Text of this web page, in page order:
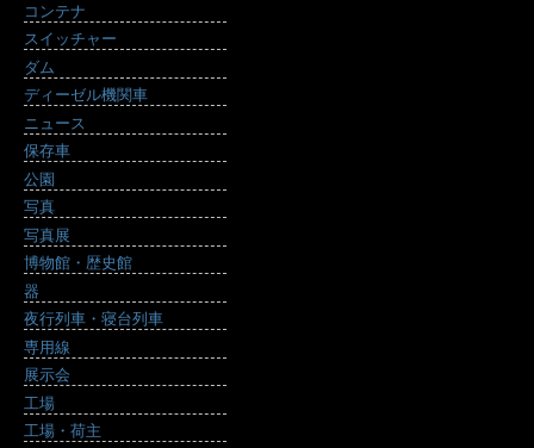
コンテナ
スイッチャー
ダム
ディーゼル機関車
ニュース
保存車
公園
写真
写真展
博物館・歴史館
器
夜行列車・寝台列車
専用線
展示会
工場
工場・荷主